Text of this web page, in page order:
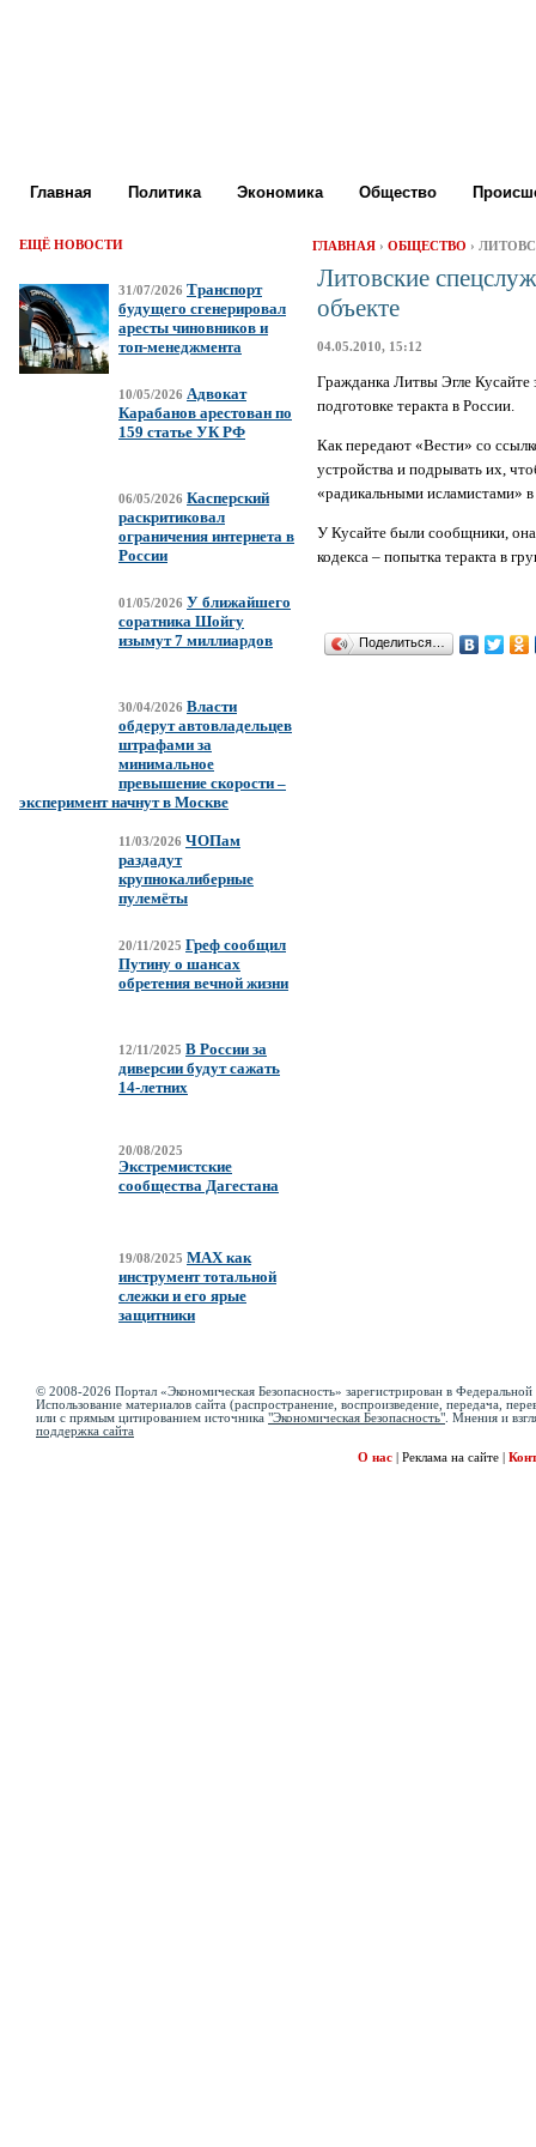
Главная Политика Экономика Общество
ЕЩЁ НОВОСТИ
31/07/2026 Транспорт
будущего сгенерировал
аресты чиновников и
топ-менеджмента
10/05/2026 Адвокат
Карабанов арестован по
159 статье УК РФ
06/05/2026 Касперский
раскритиковал
ограничения интернета в
России
01/05/2026 У ближайшего
соратника Шойгу
изымут 7 миллиардов
30/04/2026 Власти
обдерут автовладельцев
штрафами за
минимальное
превышение скорости –
эксперимент начнут в Москве
11/03/2026 ЧОПам
раздадут
крупнокалиберные
пулемёты
20/11/2025 Греф сообщил
Путину о шансах
обретения вечной жизни
12/11/2025 В России за
диверсии будут сажать
14-летних
20/08/2025
Экстремистские
сообщества Дагестана
19/08/2025 MAX как
инструмент тотальной
слежки и его ярые
защитники
ГЛАВНАЯ › ОБЩЕСТВО ›
Литовские
объекте
04.05.2010, 15:12
Гражданка Литвы Эгле
подготовке теракта в России.
Как передают «Вести» со
устройства и подрывать их,
«радикальными исламистами»
У Кусайте были сообщники, она
кодекса – попытка теракта в
Поделиться…
© 2008-2026 Портал «Экономическая Безопасность» зарегистрирован в
Использование материалов сайта (распространение, воспроизведение, передача,
или с прямым цитированием источника "Экономическая Безопасность" . Мнения и
поддержка сайта
О нас
Реклама на сайте